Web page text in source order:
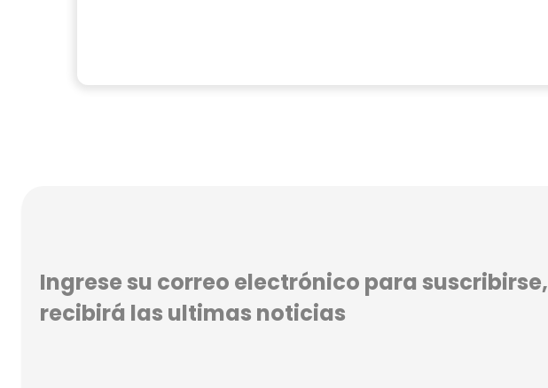
Ingrese su correo electrónico para suscribirse,
recibirá las ultimas noticias